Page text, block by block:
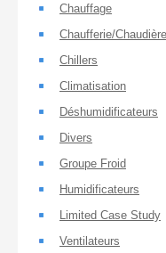
Chauffage
Chaufferie/Chaudière
Chillers
Climatisation
Déshumidificateurs
Divers
Groupe Froid
Humidificateurs
Limited Case Study
Ventilateurs